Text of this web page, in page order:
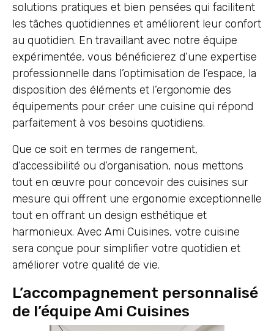
solutions pratiques et bien pensées qui facilitent
les tâches quotidiennes et améliorent leur confort
au quotidien. En travaillant avec notre équipe
expérimentée, vous bénéficierez d’une expertise
professionnelle dans l’optimisation de l’espace, la
disposition des éléments et l’ergonomie des
équipements pour créer une cuisine qui répond
parfaitement à vos besoins quotidiens.
Que ce soit en termes de rangement,
d’accessibilité ou d’organisation, nous mettons
tout en œuvre pour concevoir des cuisines sur
mesure qui offrent une ergonomie exceptionnelle
tout en offrant un design esthétique et
harmonieux. Avec Ami Cuisines, votre cuisine
sera conçue pour simplifier votre quotidien et
améliorer votre qualité de vie.
L’accompagnement personnalisé
de l’équipe Ami Cuisines